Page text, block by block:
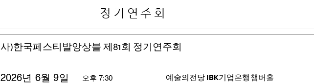
정기연주회
사)한국페스티발앙상블 제81회 정기연주회
오후 7:30
2026년 6월 9일 예술의전당 IBK기업은행챔버홀